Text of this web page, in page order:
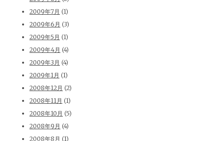
2009年7月 (1)
2009年6月 (3)
2009年5月 (1)
2009年4月 (4)
2009年3月 (4)
2009年1月 (1)
2008年12月 (2)
2008年11月 (1)
2008年10月 (5)
2008年9月 (4)
2008年8月 (1)